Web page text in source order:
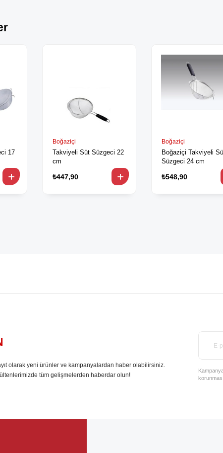
17
Boğaziçi
Takviyeli Süt Süzgeci 22
cm
₺447,90
Boğaziçi
Boğaziçi Takviyeli
Süzgeci 24 cm
₺548,90
olarak yeni ürünler ve kampanyalardan haber olabilirsiniz.
tüm gelişmelerden haberdar olun!